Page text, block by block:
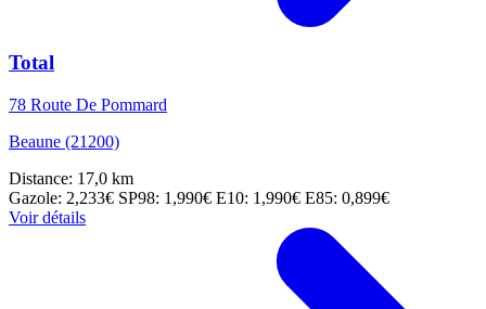
Total
78 Route De Pommard
Beaune (21200)
Distance: 17,0 km
Gazole: 2,233€ SP98: 1,990€ E10: 1,990€ E85: 0,899€
Voir détails